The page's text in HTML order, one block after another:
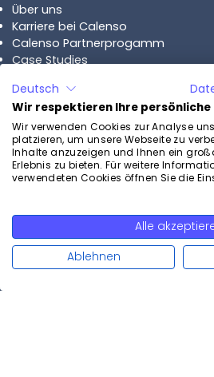
weiterlesen
Über uns
Karriere bei Calenso
Calenso Partnerprogamm
Case Studies
Pläne
Calenso Business
Calenso Enterprise
Preise
Kontaktieren Sie uns
Demo vereinbaren
Deutsch
Wir respektieren Ihre
Wir verwenden Cookies zur Analyse
platzieren, um unsere Webseite zu
Inhalte anzuzeigen und Ihnen ein
Erlebnis zu bieten. Für weitere
verwendeten Cookies öffnen Sie die
Alle
Ablehnen